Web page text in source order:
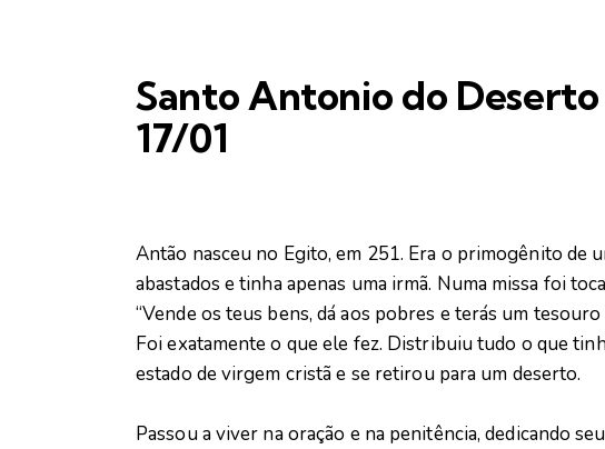
Santo Antonio do
17/01
Antão nasceu no Egito, em 251. Era o primogênito de
abastados e tinha apenas uma irmã. Numa missa foi
“Vende os teus bens, dá aos pobres e terás um
Foi exatamente o que ele fez. Distribuiu tudo o que
estado de virgem cristã e se retirou para um deserto.
Passou a viver na oração e na penitência, dedicando